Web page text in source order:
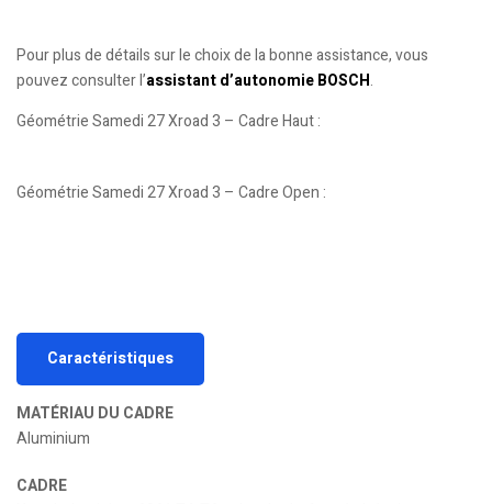
Pour plus de détails sur le choix de la bonne assistance, vous
pouvez consulter l’assistant d’autonomie BOSCH.
Géométrie Samedi 27 Xroad 3 – Cadre Haut :
Géométrie Samedi 27 Xroad 3 – Cadre Open :
Caractéristiques
MATÉRIAU DU CADRE
Aluminium
CADRE